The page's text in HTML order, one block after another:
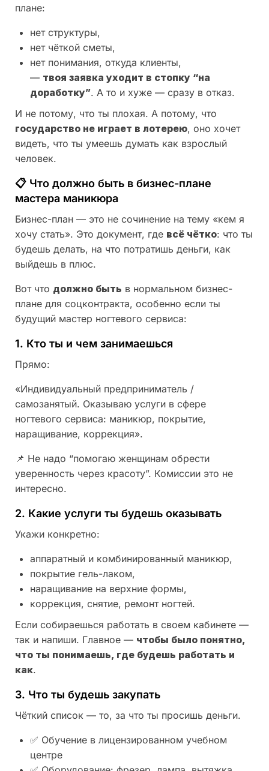
плане:
нет структуры,
нет чёткой сметы,
нет понимания, откуда клиенты,
— твоя заявка уходит в стопку “на
доработку”. А то и хуже — сразу в отказ.
И не потому, что ты плохая. А потому, что
государство не играет в лотерею, оно хочет
видеть, что ты умеешь думать как взрослый
человек.
📋 Что должно быть в бизнес-плане
мастера маникюра
Бизнес-план — это не сочинение на тему «кем я
хочу стать». Это документ, где всё чётко: что ты
будешь делать, на что потратишь деньги, как
выйдешь в плюс.
Вот что должно быть в нормальном бизнес-
плане для соцконтракта, особенно если ты
будущий мастер ногтевого сервиса:
1. Кто ты и чем занимаешься
Прямо:
«Индивидуальный предприниматель /
самозанятый. Оказываю услуги в сфере
ногтевого сервиса: маникюр, покрытие,
наращивание, коррекция».
📌 Не надо “помогаю женщинам обрести
уверенность через красоту”. Комиссии это не
интересно.
2. Какие услуги ты будешь оказывать
Укажи конкретно:
аппаратный и комбинированный маникюр,
покрытие гель-лаком,
наращивание на верхние формы,
коррекция, снятие, ремонт ногтей.
Если собираешься работать в своем кабинете —
так и напиши. Главное — чтобы было понятно,
что ты понимаешь, где будешь работать и
как.
3. Что ты будешь закупать
Чёткий список — то, за что ты просишь деньги.
✅ Обучение в лицензированном учебном
центре